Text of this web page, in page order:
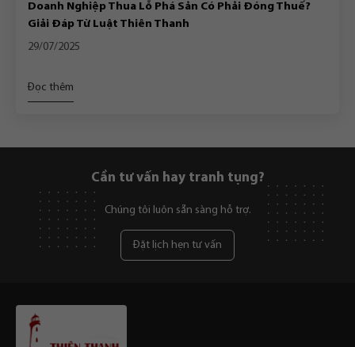
Doanh Nghiệp Thua Lỗ Phá Sản Có Phải Đóng Thuế?
Giải Đáp Từ Luật Thiên Thanh
29/07/2025
Đọc thêm
Cần tư vấn hay tranh tụng?
Chúng tôi luôn sẵn sàng hỗ trợ.
Đặt lịch hẹn tư vấn